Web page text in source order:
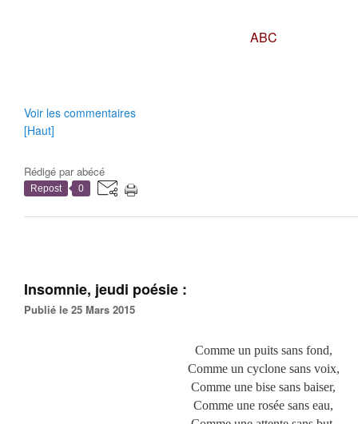
ABC
Voir les commentaires
[Haut]
Rédigé parabécé
Repost 0
Insomnie, jeudi poésie :
Publié le 25 Mars 2015
Comme un puits sans fond,
Comme un cyclone sans voix,
Comme une bise sans baiser,
Comme une rosée sans eau,